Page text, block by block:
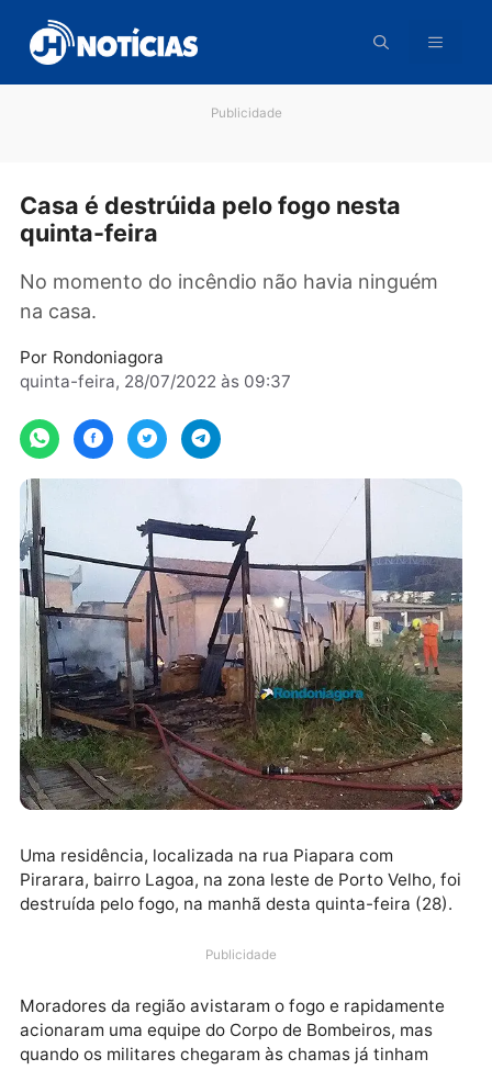
para
conteúdo
Casa é destrúida pelo fogo nesta
No momento do incêndio não havia ninguém
na casa.
Por
Rondoniagora
quinta-feira, 28/07/2022 às 09:37
Uma residência, localizada na rua Piapara com
destruída pelo fogo, na manhã desta quinta-feira
Publicidade